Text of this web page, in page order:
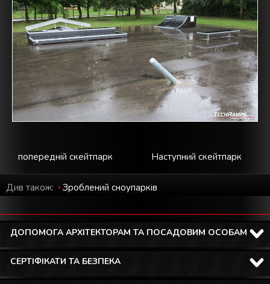
Наступний скейтпарк
попередній скейтпарк
Див також: Зроблений cноупарків
ДОПОМОГА АРХІТЕКТОРАМ ТА ПОСАДОВИМ ОСОБАМ
СЕРТІФІКАТИ ТА БЕЗПЕКА